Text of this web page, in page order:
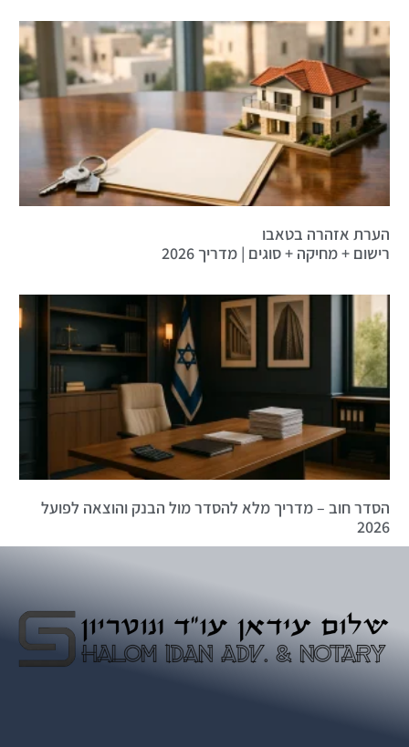
הערת אזהרה בטאבו
רישום + מחיקה + סוגים | מדריך 2026
הסדר חוב – מדריך מלא להסדר מול הבנק והוצאה לפועל
2026